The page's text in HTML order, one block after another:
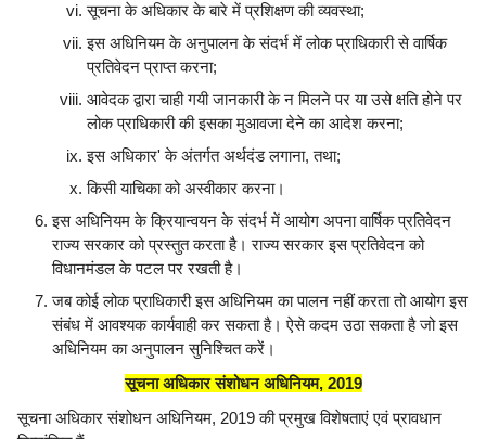
सूचना के अधिकार के बारे में प्रशिक्षण की व्यवस्था;
इस अधिनियम के अनुपालन के संदर्भ में लोक प्राधिकारी से वार्षिक
प्रतिवेदन प्राप्त करना;
आवेदक द्वारा चाही गयी जानकारी के न मिलने पर या उसे क्षति होने पर
लोक प्राधिकारी की इसका मुआवजा देने का आदेश करना;
इस अधिकार' के अंतर्गत अर्थदंड लगाना, तथा;
किसी याचिका को अस्वीकार करना।
इस अधिनियम के क्रियान्वयन के संदर्भ में आयोग अपना वार्षिक प्रतिवेदन
राज्य सरकार को प्रस्तुत करता है। राज्य सरकार इस प्रतिवेदन को
विधानमंडल के पटल पर रखती है।
जब कोई लोक प्राधिकारी इस अधिनियम का पालन नहीं करता तो आयोग इस
संबंध में आवश्यक कार्यवाही कर सकता है। ऐसे कदम उठा सकता है जो इस
अधिनियम का अनुपालन सुनिश्चित करें।
सूचना अधिकार संशोधन अधिनियम, 2019
सूचना अधिकार संशोधन अधिनियम, 2019 की प्रमुख विशेषताएं एवं प्रावधान